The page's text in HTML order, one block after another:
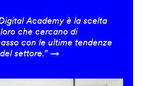
Academy è la scelta
che cercano di
con le ultime tendenze
settore.” →